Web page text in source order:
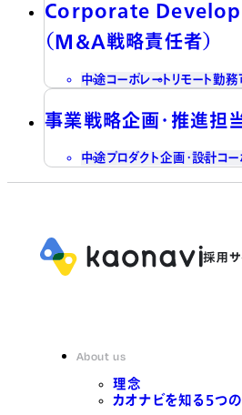
Corporate
（M&A戦略責任者）
中途コーポレート リモート勤務
事業戦略企画・推進担
中途プロダクト企画・設計コー
About us
理念
カオナビを知る5つの